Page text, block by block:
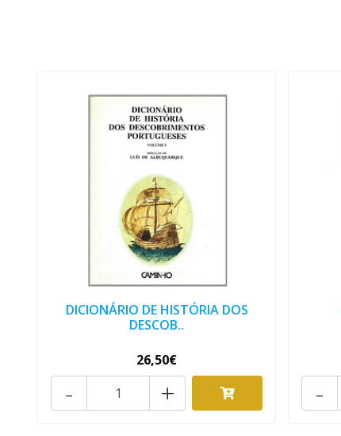
DICIONÁRIO DE HISTÓRIA DOS
DESCOB..
26,50€
+
- -